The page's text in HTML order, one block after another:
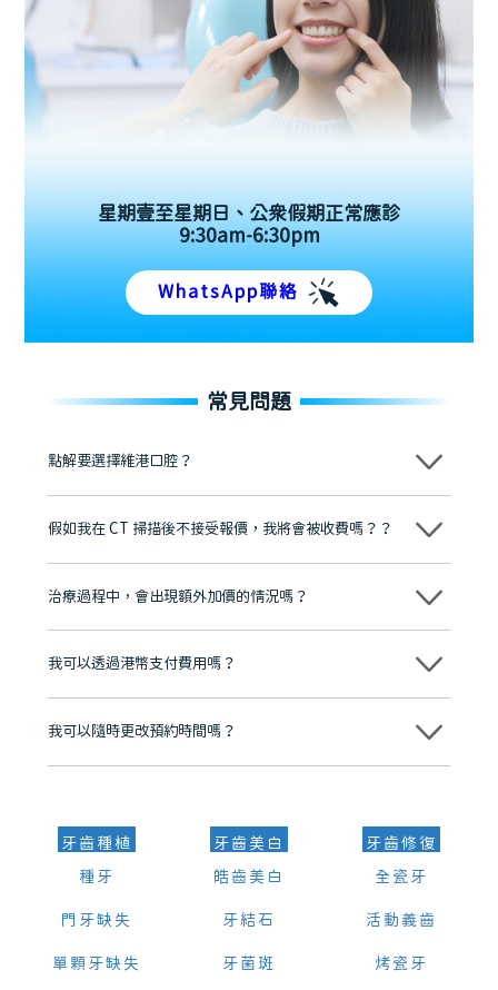
星期壹至星期日、公眾假期正常應診
9:30am-6:30pm
WhatsApp聯絡
常見問題
點解要選擇維港口腔？
維港口腔踐行「醫道濟世」的大學校訓，各分院匯聚來自香港、內地的
牌」、「2025香港企業領袖品牌」，是諾貝爾種植系統全球放心植牙中
至今已服務超過三十個國家和地區的顧客，受到粵港澳大灣區及周邊城
市市民極高的口碑評價及信任推薦 珠海、深圳設有八大分院，香港亦設
有咨詢及服務保障中心，有任何問題都可以隨時預約免費咨詢，讓人十
假如我在 CT 掃描後不接受報價，我將會被收費嗎？？
不會！只要未開始實際服務之前，你不會被收取任何費用。
治療過程中，會出現額外加價的情況嗎？
不會，治療前我們會詳細說明治療方案及對應的價錢，顧客同意並簽字
我可以透過港幣支付費用嗎？
可以。維港口腔會按照當日匯率轉算收取費用，而匯率會及時告知客人
我可以隨時更改預約時間嗎？
可以，請盡早通過wechat或whatsapp聯絡我們，告知我們你原本預約
牙齒種植
種牙
門牙缺失
單顆牙缺失
牙齒美白
皓齒美白
牙結石
牙菌斑
牙齒修復
全瓷牙
活動義齒
烤瓷牙